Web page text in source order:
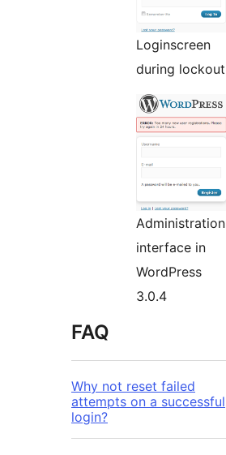
Loginscreen
during lockout
Administration
interface in
WordPress
3.0.4
FAQ
Why not reset failed
attempts on a successful
login?